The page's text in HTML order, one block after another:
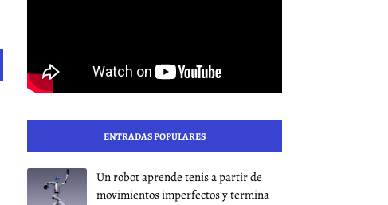
ENTRADAS POPULARES
Un robot aprende tenis a partir de
movimientos imperfectos y termina